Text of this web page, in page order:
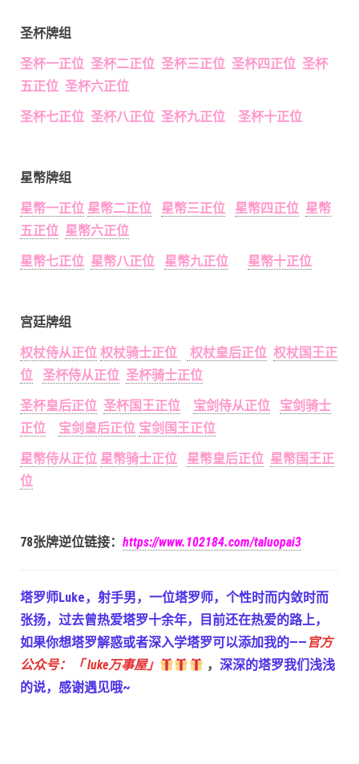
圣杯牌组
圣杯一正位 圣杯二正位 圣杯三正位 圣杯四正位 圣杯
五正位 圣杯六正位
圣杯七正位 圣杯八正位 圣杯九正位 圣杯十正位
星幣牌组
星幣一正位 星幣二正位 星幣三正位 星幣四正位 星幣
五正位 星幣六正位
星幣七正位 星幣八正位 星幣九正位 星幣十正位
宫廷牌组
权杖侍从正位 权杖骑士正位 权杖皇后正位 权杖国王正
位
圣杯侍从正位 圣杯骑士正位
圣杯皇后正位 圣杯国王正位 宝剑侍从正位
宝剑骑士
正位
宝剑皇后正位 宝剑国王正位
星幣侍从正位 星幣骑士正位 星幣皇后正位 星幣国王正
位
78张牌逆位链接： https://www.102184.com/taluopai3
塔罗师Luke，射手男，一位塔罗师，个性时而内敛时而
张扬，过去曾热爱塔罗十余年，目前还在热爱的路上，
如果你想塔罗解惑或者深入学塔罗可以添加我的—— 官方
公众号：「 luke万事屋」
， 深深的塔罗我们浅浅
的说，感谢遇见哦~